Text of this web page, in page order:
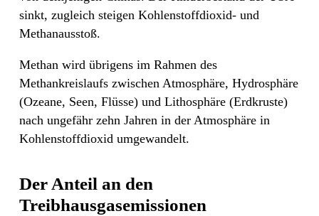
sinkt, zugleich steigen Kohlenstoffdioxid- und
Methanausstoß.
Methan wird übrigens im Rahmen des
Methankreislaufs zwischen Atmosphäre, Hydrosphäre
(Ozeane, Seen, Flüsse) und Lithosphäre (Erdkruste)
nach ungefähr zehn Jahren in der Atmosphäre in
Kohlenstoffdioxid umgewandelt.
Der Anteil an den
Treibhausgasemissionen